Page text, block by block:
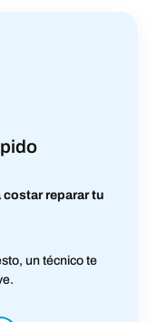
reparar tu
un técnico te